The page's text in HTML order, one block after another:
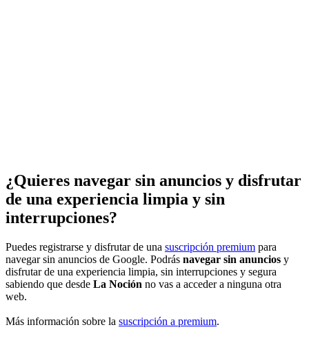
¿Quieres navegar sin anuncios y disfrutar
de una experiencia limpia y sin
interrupciones?
Puedes registrarse y disfrutar de una suscripción premium para
navegar sin anuncios de Google. Podrás navegar sin anuncios y
disfrutar de una experiencia limpia, sin interrupciones y segura
sabiendo que desde La Noción no vas a acceder a ninguna otra
web.
Más información sobre la suscripción a premium.